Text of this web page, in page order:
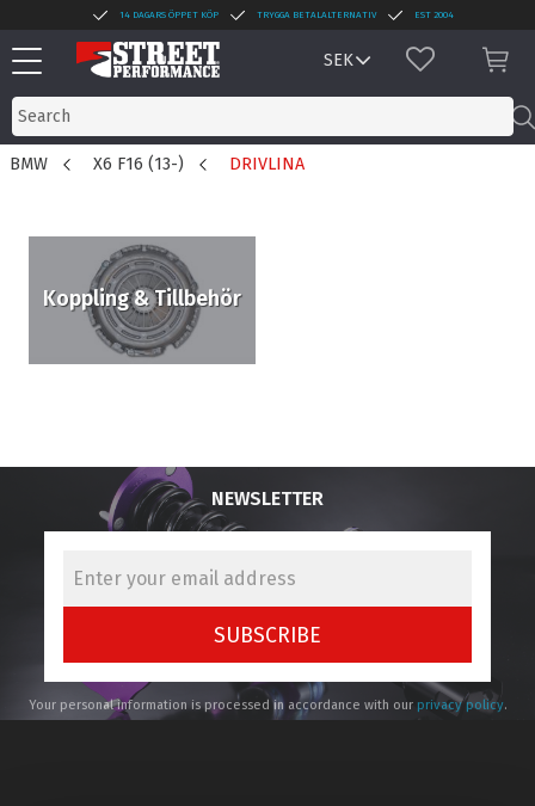
Menu
14 DAGARS ÖPPET KÖP TRYGGA BETALALTERNATIV EST 2004
FAVORITES
BMW X6 F16 (13-) DRIVLINA
Koppling & Tillbehör
NEWSLETTER
SUBSCRIBE
Your personal information is processed in accordance with our privacy policy.